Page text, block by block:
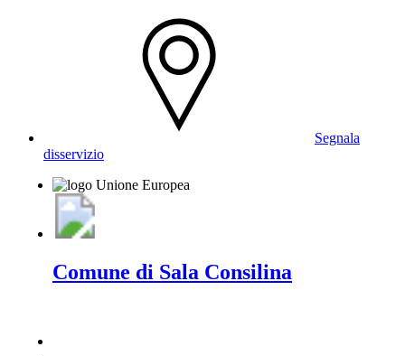
Segnala
disservizio
Comune di Sala Consilina